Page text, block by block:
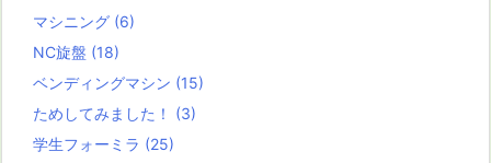
マシニング (6)
NC旋盤 (18)
ベンディングマシン (15)
ためしてみました！ (3)
学生フォーミラ (25)